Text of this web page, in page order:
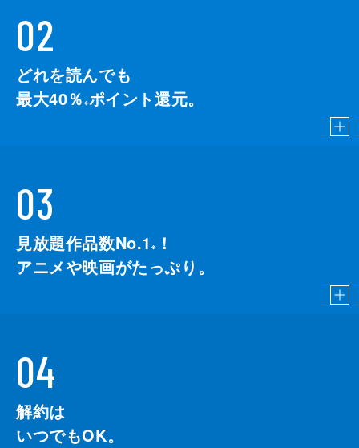
02
どれを読んでも
最大40％ ※ポイント還元。
03
見放題作品数No.1 ※
！
アニメや映画がたっぷり。
04
解約は
いつでもOK。